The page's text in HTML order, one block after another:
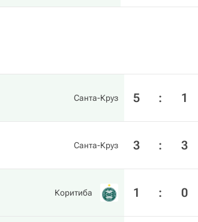
Санта-Круз 5 : 1
Санта-Круз 3 : 3
Коритиба 1 : 0